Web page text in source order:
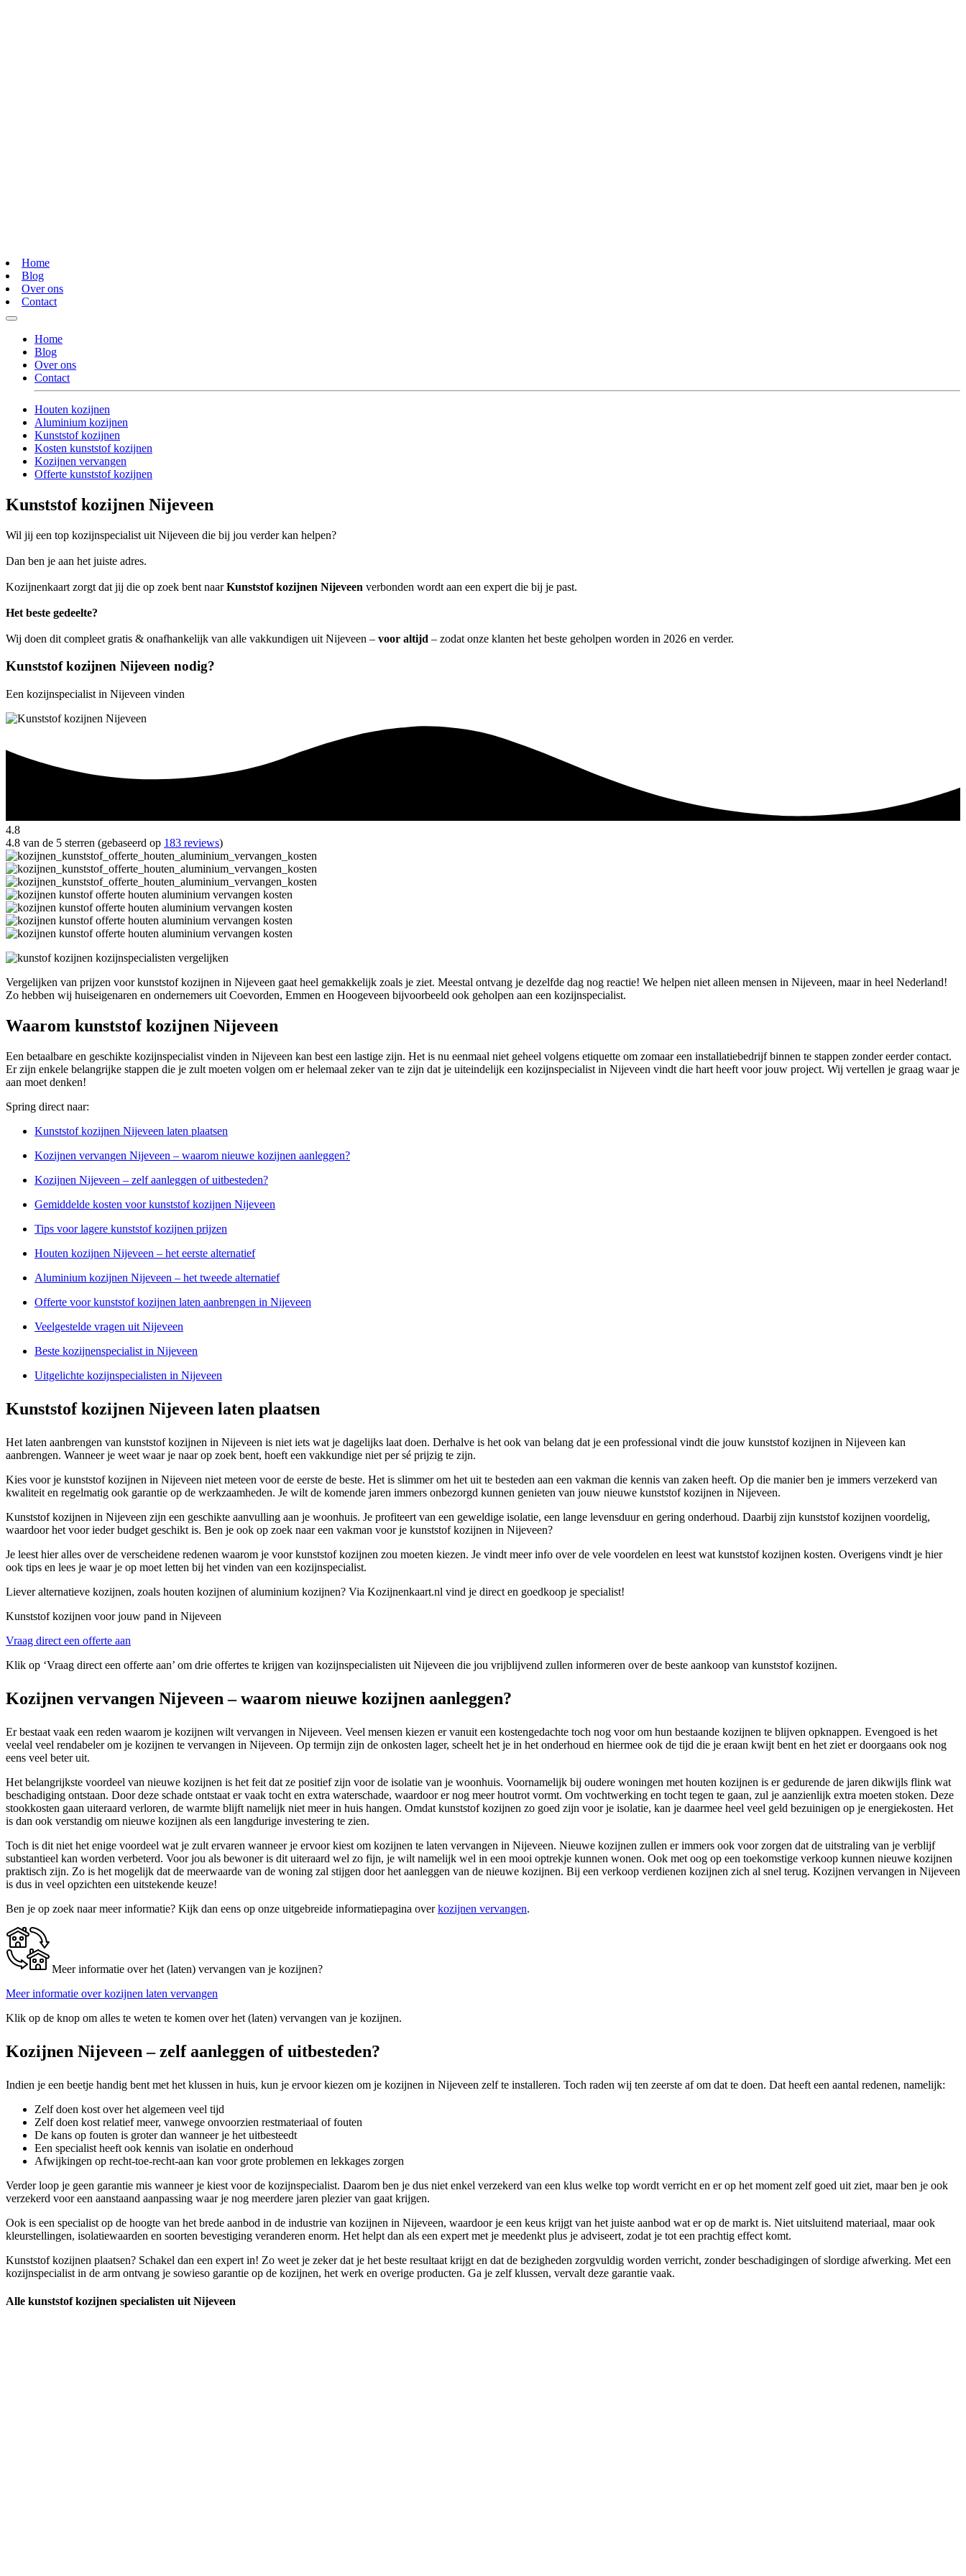
Home
Blog
Over ons
Contact
Home
Blog
Over ons
Contact
Houten kozijnen
Aluminium kozijnen
Kunststof kozijnen
Kosten kunststof kozijnen
Kozijnen vervangen
Offerte kunststof kozijnen
Kunststof kozijnen Nijeveen
Wil jij een top kozijnspecialist uit Nijeveen die bij jou verder kan helpen?
Dan ben je aan het juiste adres.
Kozijnenkaart zorgt dat jij die op zoek bent naarKunststof kozijnen Nijeveen verbonden wordt aan een expert die bij je past.
Het beste gedeelte?
Wij doen dit compleet gratis & onafhankelijk van alle vakkundigen uit Nijeveen – voor altijd – zodat onze klanten het beste geholpen worden in 2026 en verder.
Kunststof kozijnen Nijeveen nodig?
Een kozijnspecialist in Nijeveen vinden
4.8
4.8 van de 5 sterren (gebaseerd op 183 reviews)
Vergelijken van prijzen voor kunststof kozijnen in Nijeveen gaat heel gemakkelijk zoals je ziet. Meestal ontvang je dezelfde dag nog reactie! We helpen niet alleen mensen in Nijeveen, maar in heel Nederland!
Zo hebben wij huiseigenaren en ondernemers uit Coevorden, Emmen en Hoogeveen bijvoorbeeld ook geholpen aan een kozijnspecialist.
Waarom kunststof kozijnen Nijeveen
Een betaalbare en geschikte kozijnspecialist vinden in Nijeveen kan best een lastige zijn. Het is nu eenmaal niet geheel volgens etiquette om zomaar een installatiebedrijf binnen te stappen zonder eerder contact.
Er zijn enkele belangrijke stappen die je zult moeten volgen om er helemaal zeker van te zijn dat je uiteindelijk een kozijnspecialist in Nijeveen vindt die hart heeft voor jouw project. Wij vertellen je graag waar je
aan moet denken!
Spring direct naar:
Kunststof kozijnen Nijeveen laten plaatsen
Kozijnen vervangen Nijeveen – waarom nieuwe kozijnen aanleggen?
Kozijnen Nijeveen – zelf aanleggen of uitbesteden?
Gemiddelde kosten voor kunststof kozijnen Nijeveen
Tips voor lagere kunststof kozijnen prijzen
Houten kozijnen Nijeveen – het eerste alternatief
Aluminium kozijnen Nijeveen – het tweede alternatief
Offerte voor kunststof kozijnen laten aanbrengen in Nijeveen
Veelgestelde vragen uit Nijeveen
Beste kozijnenspecialist in Nijeveen
Uitgelichte kozijnspecialisten in Nijeveen
Kunststof kozijnen Nijeveen laten plaatsen
Het laten aanbrengen van kunststof kozijnen in Nijeveen is niet iets wat je dagelijks laat doen. Derhalve is het ook van belang dat je een professional vindt die jouw kunststof kozijnen in Nijeveen kan
aanbrengen. Wanneer je weet waar je naar op zoek bent, hoeft een vakkundige niet per sé prijzig te zijn.
Kies voor je kunststof kozijnen in Nijeveen niet meteen voor de eerste de beste. Het is slimmer om het uit te besteden aan een vakman die kennis van zaken heeft. Op die manier ben je immers verzekerd van
kwaliteit en regelmatig ook garantie op de werkzaamheden. Je wilt de komende jaren immers onbezorgd kunnen genieten van jouw nieuwe kunststof kozijnen in Nijeveen.
Kunststof kozijnen in Nijeveen zijn een geschikte aanvulling aan je woonhuis. Je profiteert van een geweldige isolatie, een lange levensduur en gering onderhoud. Daarbij zijn kunststof kozijnen voordelig,
waardoor het voor ieder budget geschikt is. Ben je ook op zoek naar een vakman voor je kunststof kozijnen in Nijeveen?
Je leest hier alles over de verscheidene redenen waarom je voor kunststof kozijnen zou moeten kiezen. Je vindt meer info over de vele voordelen en leest wat kunststof kozijnen kosten. Overigens vindt je hier
ook tips en lees je waar je op moet letten bij het vinden van een kozijnspecialist.
Liever alternatieve kozijnen, zoals houten kozijnen of aluminium kozijnen? Via Kozijnenkaart.nl vind je direct en goedkoop je specialist!
Kunststof kozijnen voor jouw pand in Nijeveen
Vraag direct een offerte aan
Klik op ‘Vraag direct een offerte aan’ om drie offertes te krijgen van kozijnspecialisten uit Nijeveen die jou vrijblijvend zullen informeren over de beste aankoop van kunststof kozijnen.
Kozijnen vervangen Nijeveen – waarom nieuwe kozijnen aanleggen?
Er bestaat vaak een reden waarom je kozijnen wilt vervangen in Nijeveen. Veel mensen kiezen er vanuit een kostengedachte toch nog voor om hun bestaande kozijnen te blijven opknappen. Evengoed is het
veelal veel rendabeler om je kozijnen te vervangen in Nijeveen. Op termijn zijn de onkosten lager, scheelt het je in het onderhoud en hiermee ook de tijd die je eraan kwijt bent en het ziet er doorgaans ook nog
eens veel beter uit.
Het belangrijkste voordeel van nieuwe kozijnen is het feit dat ze positief zijn voor de isolatie van je woonhuis. Voornamelijk bij oudere woningen met houten kozijnen is er gedurende de jaren dikwijls flink wat
beschadiging ontstaan. Door deze schade ontstaat er vaak tocht en extra waterschade, waardoor er nog meer houtrot vormt. Om vochtwerking en tocht tegen te gaan, zul je aanzienlijk extra moeten stoken. Deze
stookkosten gaan uiteraard verloren, de warmte blijft namelijk niet meer in huis hangen. Omdat kunststof kozijnen zo goed zijn voor je isolatie, kan je daarmee heel veel geld bezuinigen op je energiekosten. Het
is dan ook verstandig om nieuwe kozijnen als een langdurige investering te zien.
Toch is dit niet het enige voordeel wat je zult ervaren wanneer je ervoor kiest om kozijnen te laten vervangen in Nijeveen. Nieuwe kozijnen zullen er immers ook voor zorgen dat de uitstraling van je verblijf
substantieel kan worden verbeterd. Voor jou als bewoner is dit uiteraard wel zo fijn, je wilt namelijk wel in een mooi optrekje kunnen wonen. Ook met oog op een toekomstige verkoop kunnen nieuwe kozijnen
praktisch zijn. Zo is het mogelijk dat de meerwaarde van de woning zal stijgen door het aanleggen van de nieuwe kozijnen. Bij een verkoop verdienen kozijnen zich al snel terug. Kozijnen vervangen in Nijeveen
is dus in veel opzichten een uitstekende keuze!
Ben je op zoek naar meer informatie? Kijk dan eens op onze uitgebreide informatiepagina overkozijnen vervangen.
Meer informatie over het (laten) vervangen van je kozijnen?
Meer informatie over kozijnen laten vervangen
Klik op de knop om alles te weten te komen over het (laten) vervangen van je kozijnen.
Kozijnen Nijeveen – zelf aanleggen of uitbesteden?
Indien je een beetje handig bent met het klussen in huis, kun je ervoor kiezen om je kozijnen in Nijeveen zelf te installeren. Toch raden wij ten zeerste af om dat te doen. Dat heeft een aantal redenen, namelijk:
Zelf doen kost over het algemeen veel tijd
Zelf doen kost relatief meer, vanwege onvoorzien restmateriaal of fouten
De kans op fouten is groter dan wanneer je het uitbesteedt
Een specialist heeft ook kennis van isolatie en onderhoud
Afwijkingen op recht-toe-recht-aan kan voor grote problemen en lekkages zorgen
Verder loop je geen garantie mis wanneer je kiest voor de kozijnspecialist. Daarom ben je dus niet enkel verzekerd van een klus welke top wordt verricht en er op het moment zelf goed uit ziet, maar ben je ook
verzekerd voor een aanstaand aanpassing waar je nog meerdere jaren plezier van gaat krijgen.
Ook is een specialist op de hoogte van het brede aanbod in de industrie van kozijnen in Nijeveen, waardoor je een keus krijgt van het juiste aanbod wat er op de markt is. Niet uitsluitend materiaal, maar ook
kleurstellingen, isolatiewaarden en soorten bevestiging veranderen enorm. Het helpt dan als een expert met je meedenkt plus je adviseert, zodat je tot een prachtig effect komt.
Kunststof kozijnen plaatsen? Schakel dan een expert in! Zo weet je zeker dat je het beste resultaat krijgt en dat de bezigheden zorgvuldig worden verricht, zonder beschadigingen of slordige afwerking. Met een
kozijnspecialist in de arm ontvang je sowieso garantie op de kozijnen, het werk en overige producten. Ga je zelf klussen, vervalt deze garantie vaak.
Alle kunststof kozijnen specialisten uit Nijeveen